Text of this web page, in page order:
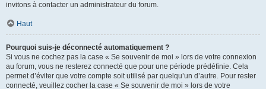
invitons à contacter un administrateur du forum.
Haut
Pourquoi suis-je déconnecté automatiquement ?
Si vous ne cochez pas la case « Se souvenir de moi » lors de votre connexion
au forum, vous ne resterez connecté que pour une période prédéfinie. Cela
permet d’éviter que votre compte soit utilisé par quelqu’un d’autre. Pour rester
connecté, veuillez cocher la case « Se souvenir de moi » lors de votre